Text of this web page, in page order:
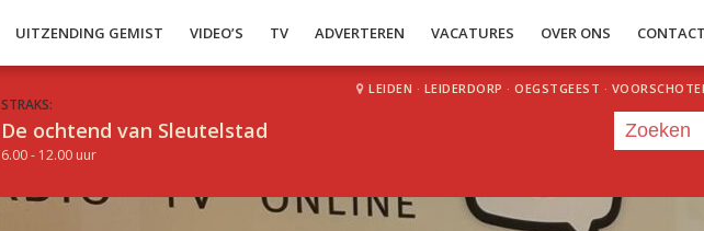
UITZENDING GEMIST VIDEO’S TV ADVERTEREN VACATURES OVER ONS CONTACT
STRAKS:
De ochtend van Sleutelstad
6.00 - 12.00 uur
LEIDEN · LEIDERDORP · OEGSTGEEST ·